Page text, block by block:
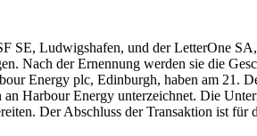
SE, Ludwigshafen, und der LetterOne
Nach der Ernennung werden sie die
Energy plc, Edinburgh, haben am 21.
Harbour Energy unterzeichnet. Die
Der Abschluss der Transaktion ist für